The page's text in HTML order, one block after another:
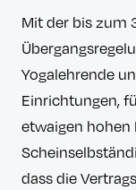
Mit der bis zum
Yogalehrende
Einrichtungen,
etwaigen
dass die